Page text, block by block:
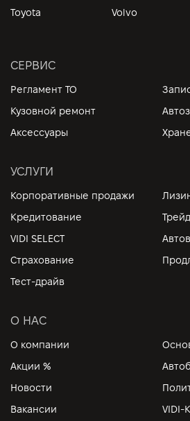
Toyota
Volvo
СЕРВИС
Регламент ТО
Кузовной ремонт
Аксессуары
УСЛУГИ
Корпоративные продажи
Кредитование
VIDI SELECT
Страхование
Тест-драйв
О НАС
О компании
Акции %
Новости
Вакансии
VIDI-